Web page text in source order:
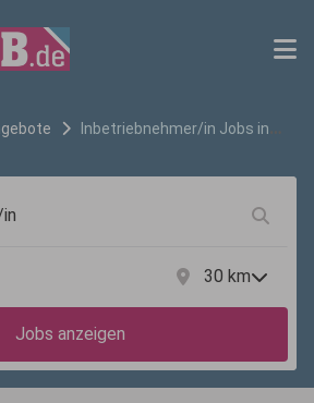
Inbetriebnehmer/in Jobs in
30 km
Jobs anzeigen